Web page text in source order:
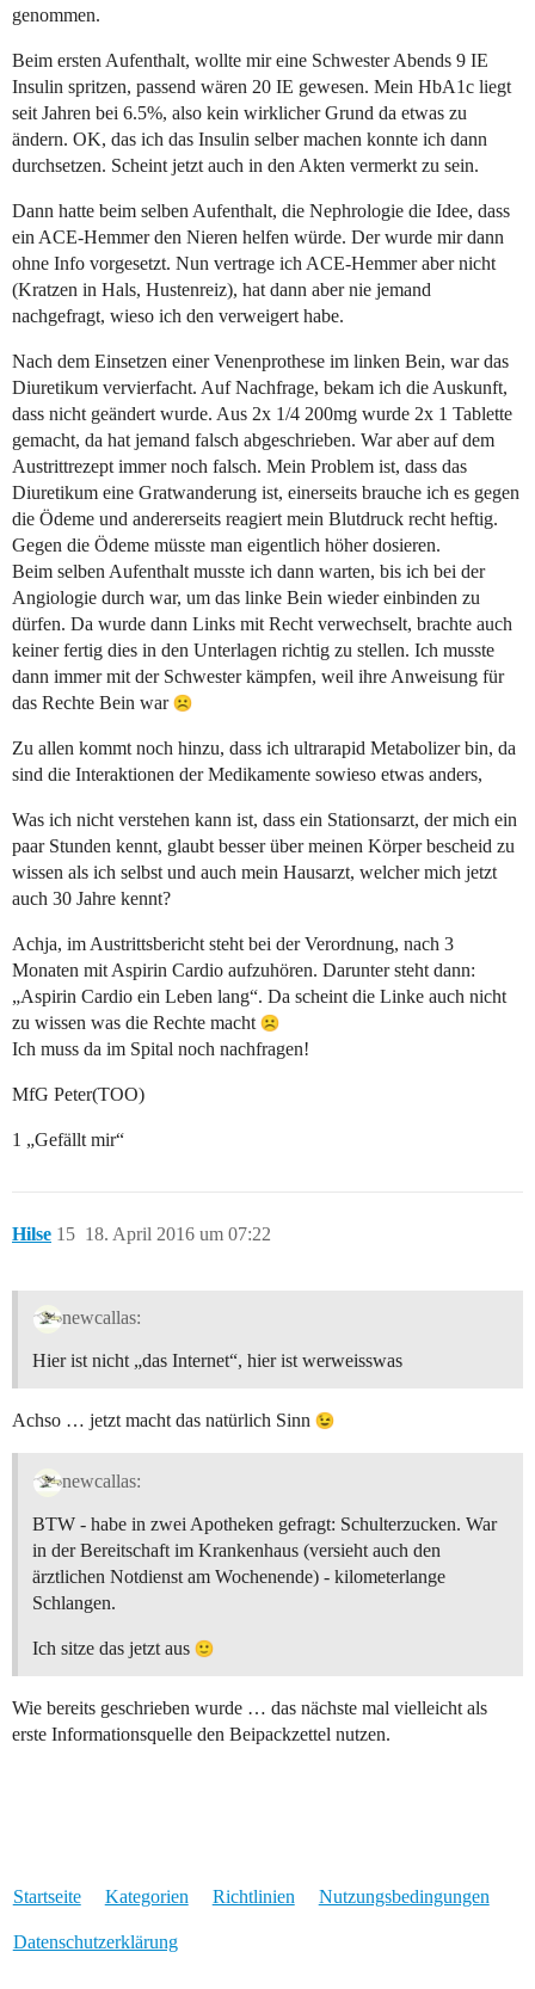
genommen.
Beim ersten Aufenthalt, wollte mir eine Schwester Abends 9 IE
Insulin spritzen, passend wären 20 IE gewesen. Mein HbA1c liegt
seit Jahren bei 6.5%, also kein wirklicher Grund da etwas zu
ändern. OK, das ich das Insulin selber machen konnte ich dann
durchsetzen. Scheint jetzt auch in den Akten vermerkt zu sein.
Dann hatte beim selben Aufenthalt, die Nephrologie die Idee, dass
ein ACE-Hemmer den Nieren helfen würde. Der wurde mir dann
ohne Info vorgesetzt. Nun vertrage ich ACE-Hemmer aber nicht
(Kratzen in Hals, Hustenreiz), hat dann aber nie jemand
nachgefragt, wieso ich den verweigert habe.
Nach dem Einsetzen einer Venenprothese im linken Bein, war das
Diuretikum vervierfacht. Auf Nachfrage, bekam ich die Auskunft,
dass nicht geändert wurde. Aus 2x 1/4 200mg wurde 2x 1 Tablette
gemacht, da hat jemand falsch abgeschrieben. War aber auf dem
Austrittrezept immer noch falsch. Mein Problem ist, dass das
Diuretikum eine Gratwanderung ist, einerseits brauche ich es gegen
die Ödeme und andererseits reagiert mein Blutdruck recht heftig.
Gegen die Ödeme müsste man eigentlich höher dosieren.
Beim selben Aufenthalt musste ich dann warten, bis ich bei der
Angiologie durch war, um das linke Bein wieder einbinden zu
dürfen. Da wurde dann Links mit Recht verwechselt, brachte auch
keiner fertig dies in den Unterlagen richtig zu stellen. Ich musste
dann immer mit der Schwester kämpfen, weil ihre Anweisung für
das Rechte Bein war
Zu allen kommt noch hinzu, dass ich ultrarapid Metabolizer bin, da
sind die Interaktionen der Medikamente sowieso etwas anders,
Was ich nicht verstehen kann ist, dass ein Stationsarzt, der mich ein
paar Stunden kennt, glaubt besser über meinen Körper bescheid zu
wissen als ich selbst und auch mein Hausarzt, welcher mich jetzt
auch 30 Jahre kennt?
Achja, im Austrittsbericht steht bei der Verordnung, nach 3
Monaten mit Aspirin Cardio aufzuhören. Darunter steht dann:
„Aspirin Cardio ein Leben lang“. Da scheint die Linke auch nicht
zu wissen was die Rechte macht
Ich muss da im Spital noch nachfragen!
MfG Peter(TOO)
1 „Gefällt mir“
Hilse 18. April 2016 um 07:22
15
newcallas:
Hier ist nicht „das Internet“, hier ist werweisswas
Achso … jetzt macht das natürlich Sinn
newcallas:
BTW - habe in zwei Apotheken gefragt: Schulterzucken. War
in der Bereitschaft im Krankenhaus (versieht auch den
ärztlichen Notdienst am Wochenende) - kilometerlange
Schlangen.
Ich sitze das jetzt aus
Wie bereits geschrieben wurde … das nächste mal vielleicht als
erste Informationsquelle den Beipackzettel nutzen.
Startseite Kategorien Richtlinien Nutzungsbedingungen
Datenschutzerklärung